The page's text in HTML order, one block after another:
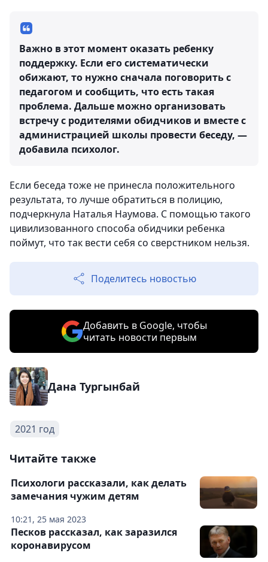
Важно в этот момент оказать ребенку
поддержку. Если его систематически
обижают, то нужно сначала поговорить с
педагогом и сообщить, что есть такая
проблема. Дальше можно организовать
встречу с родителями обидчиков и вместе с
администрацией школы провести беседу, —
добавила психолог.
Если беседа тоже не принесла положительного
результата, то лучше обратиться в полицию,
подчеркнула Наталья Наумова. С помощью такого
цивилизованного способа обидчики ребенка
поймут, что так вести себя со сверстником нельзя.
Поделитесь новостью
Добавить в Google, чтобы
читать новости первым
Дана Тургынбай
2021 год
Читайте также
10:21, 25 мая 2023
Психологи рассказали, как делать
замечания чужим детям
Песков рассказал, как заразился
коронавирусом